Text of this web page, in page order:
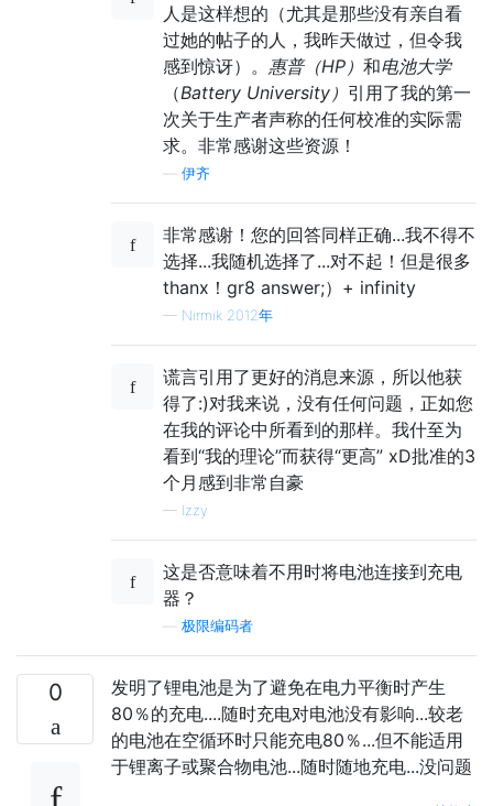
人是这样想的（尤其是那些没有亲自看
过她的帖子的人，我昨天做过，但令我
感到惊讶）。 惠普（HP） 和电池大学
（Battery University） 引用了我的第一
次关于生产者声称的任何校准的实际需
求。非常感谢这些资源！
伊齐
非常感谢！您的回答同样正确...我不得不
选择...我随机选择了...对不起！但是很多
thanx！gr8 answer;）+ infinity
— Nirmik 2012年
谎言引用了更好的消息来源，所以他获
得了:)对我来说，没有任何问题，正如您
在我的评论中所看到的那样。我什至为
看到“我的理论”而获得“更高” xD批准的3
个月感到非常自豪
— Izzy
这是否意味着不用时将电池连接到充电
器？
极限编码者
0
发明了锂电池是为了避免在电力平衡时产生
80％的充电....随时充电对电池没有影响...较老
的电池在空循环时只能充电80％...但不能适用
于锂离子或聚合物电池...随时随地充电...没问题